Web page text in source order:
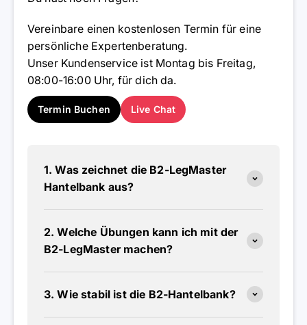
Vereinbare einen kostenlosen Termin für eine
persönliche Expertenberatung.
Unser Kundenservice ist Montag bis Freitag,
08:00-16:00 Uhr, für dich da.
Termin Buchen Live Chat
1. Was zeichnet die B2-LegMaster
Hantelbank aus?
2. Welche Übungen kann ich mit der
B2-LegMaster machen?
3. Wie stabil ist die B2-Hantelbank?